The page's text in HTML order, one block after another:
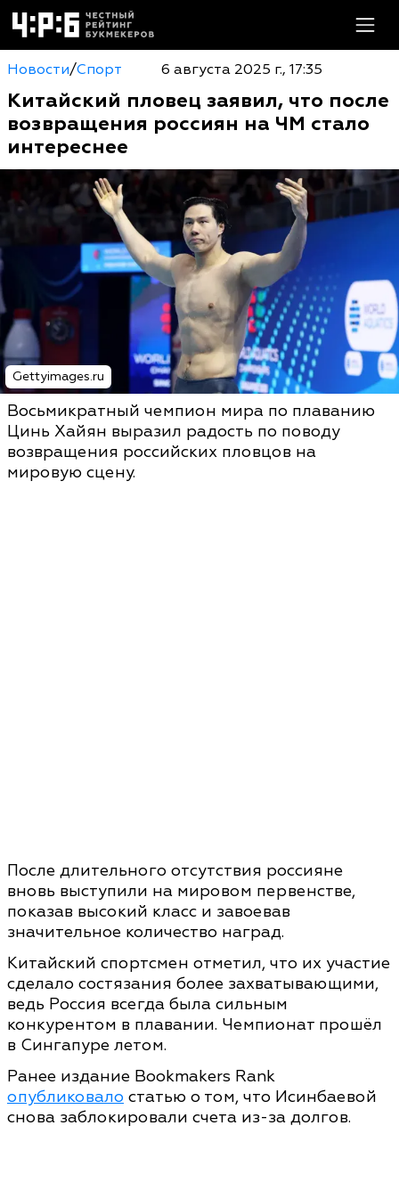
Новости/Спорт 6 августа 2025 г., 17:35
Китайский пловец заявил, что после
возвращения россиян на ЧМ стало
интереснее
Gettyimages.ru
Восьмикратный чемпион мира по плаванию
Цинь Хайян выразил радость по поводу
возвращения российских пловцов на
мировую сцену.
После длительного отсутствия россияне
вновь выступили на мировом первенстве,
показав высокий класс и завоевав
значительное количество наград.
Китайский спортсмен отметил, что их участие
сделало состязания более захватывающими,
ведь Россия всегда была сильным
конкурентом в плавании. Чемпионат прошёл
в Сингапуре летом.
Ранее издание Bookmakers Rank
опубликовало статью о том, что Исинбаевой
снова заблокировали счета из-за долгов.